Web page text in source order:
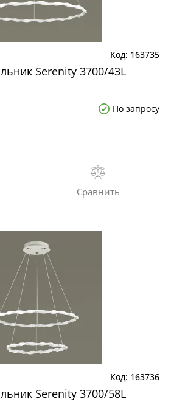
163735
Serenity 3700/43L
По запросу
163736
Serenity 3700/58L